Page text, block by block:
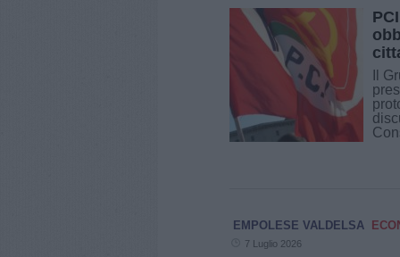
Il
EMPOLESE VALDELSA
7 Luglio 2026